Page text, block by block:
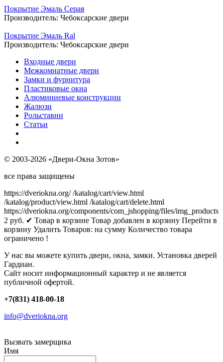
Покрытие Эмаль Серая
Производитель: Чебоксарские двери
Покрытие Эмаль Ral
Производитель: Чебоксарские двери
Входные двери
Межкомнатные двери
Замки и фурнитура
Пластиковые окна
Алюминиевые конструкции
Жалюзи
Рольставни
Статьи
© 2003-2026 «Двери-Окна Зотов»
все права защищены
https://dveriokna.org/ /katalog/cart/view.html
/katalog/product/view.html /katalog/cart/delete.html
https://dveriokna.org/components/com_jshopping/files/img_products
2 руб. ✔ Товар в корзине Товар добавлен в корзину Перейти в
корзину Удалить Товаров: на сумму Количество товара
ограничено !
У нас вы можете купить двери, окна, замки. Установка дверей
Гардиан.
Сайт носит информационный характер и не является
публичной офертой.
+7(831) 418-00-18
info@dveriokna.org
Вызвать замерщика
Имя